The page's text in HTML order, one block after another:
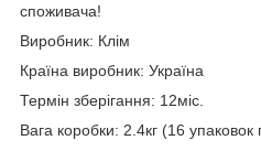
споживача!
Виробник: Клім
Країна виробник: Україна
Термін зберігання: 12міс.
Вага коробки: 2.4кг (16 упаковок